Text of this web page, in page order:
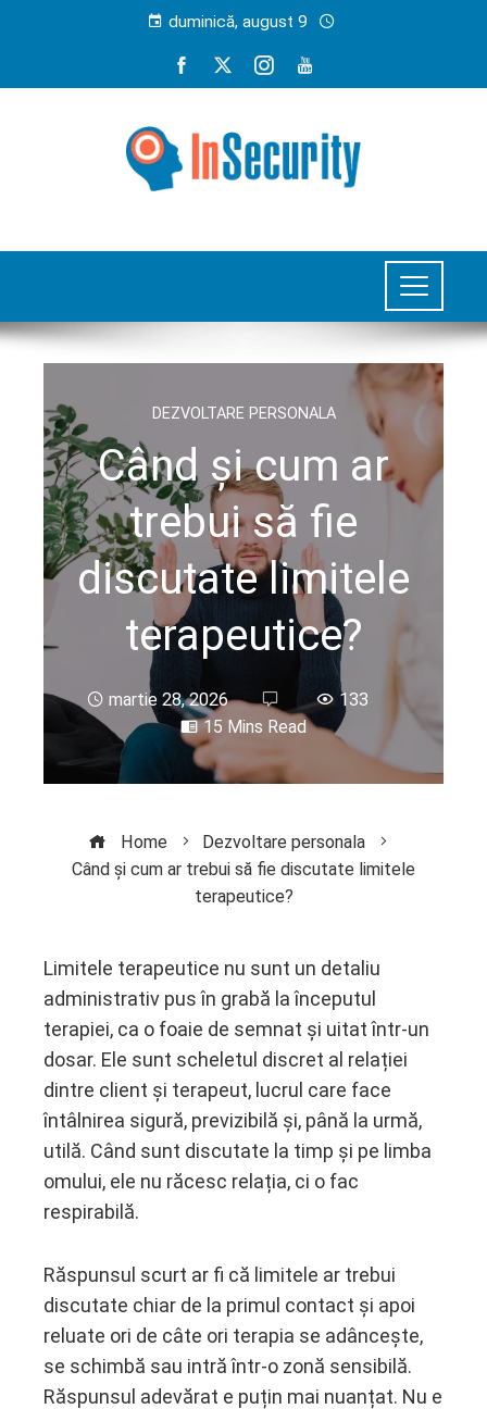
duminică, august 9
DEZVOLTARE PERSONALA
Când și cum ar
trebui să fie
discutate limitele
terapeutice?
martie 28, 2026
133
15 Mins Read
Home
Dezvoltare personala
Când și cum ar trebui să fie discutate limitele
terapeutice?
Limitele terapeutice nu sunt un detaliu
administrativ pus în grabă la începutul
terapiei, ca o foaie de semnat și uitat într-un
dosar. Ele sunt scheletul discret al relației
dintre client și terapeut, lucrul care face
întâlnirea sigură, previzibilă și, până la urmă,
utilă. Când sunt discutate la timp și pe limba
omului, ele nu răcesc relația, ci o fac
respirabilă.
Răspunsul scurt ar fi că limitele ar trebui
discutate chiar de la primul contact și apoi
reluate ori de câte ori terapia se adâncește,
se schimbă sau intră într-o zonă sensibilă.
Răspunsul adevărat e puțin mai nuanțat. Nu e